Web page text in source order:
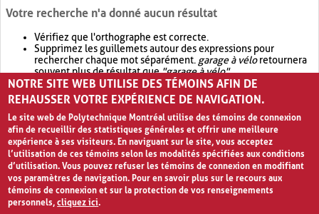
Votre recherche n'a donné aucun résultat
Vérifiez que l'orthographe est correcte.
Supprimez les guillemets autour des expressions pour
rechercher chaque mot séparément. garage à véloretournera
souvent plus de résultat que"garage à vélo".
Envisagez d'élargir votre recherche avec OR.garage OR vélo
retournera souvent plus de résultat quegarage à vélo
NOTRE SITE WEB UTILISE DES TÉMOINS AFIN DE
REHAUSSER VOTRE EXPÉRIENCE DE NAVIGATION.
Le site web de Polytechnique Montréal utilise des témoins de connexion
afin de recueillir des statistiques générales et offrir une meilleure
expérience à ses visiteurs. En naviguant sur le site, vous acceptez
l’utilisation de ces témoins selon les modalités spécifiées aux conditions
d’utilisation. Vous pouvez refuser les témoins de connexion en modifiant
vos paramètres de navigation. Pour en savoir plus sur le recours aux
témoins de connexion et sur la protection de vos renseignements
personnels,cliquez ici.